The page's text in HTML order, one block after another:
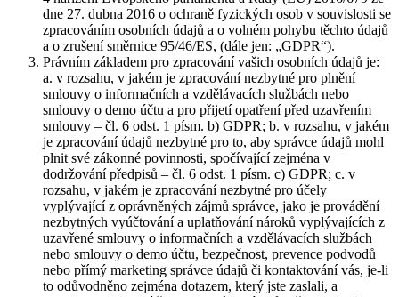
dne 27. dubna 2016 o ochraně fyzických osob v souvislosti se
zpracováním osobních údajů a o volném pohybu těchto údajů
a o zrušení směrnice 95/46/ES, (dále jen: „GDPR“).
Právním základem pro zpracování vašich osobních údajů je:
a. v rozsahu, v jakém je zpracování nezbytné pro plnění
smlouvy o informačních a vzdělávacích službách nebo
smlouvy o demo účtu a pro přijetí opatření před uzavřením
smlouvy – čl. 6 odst. 1 písm. b) GDPR; b. v rozsahu, v jakém
je zpracování údajů nezbytné pro to, aby správce údajů mohl
plnit své zákonné povinnosti, spočívající zejména v
dodržování předpisů – čl. 6 odst. 1 písm. c) GDPR; c. v
rozsahu, v jakém je zpracování nezbytné pro účely
vyplývající z oprávněných zájmů správce, jako je provádění
nezbytných vyúčtování a uplatňování nároků vyplývajících z
uzavřené smlouvy o informačních a vzdělávacích službách
nebo smlouvy o demo účtu, bezpečnost, prevence podvodů
nebo přímý marketing správce údajů či kontaktování vás, je-li
to odůvodněno zejména dotazem, který jste zaslali, a